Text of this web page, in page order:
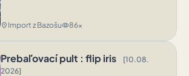
location_on Import z Bazošuvisibility86x
Prebaľovací pult : flip iris
[10.08.
2026]